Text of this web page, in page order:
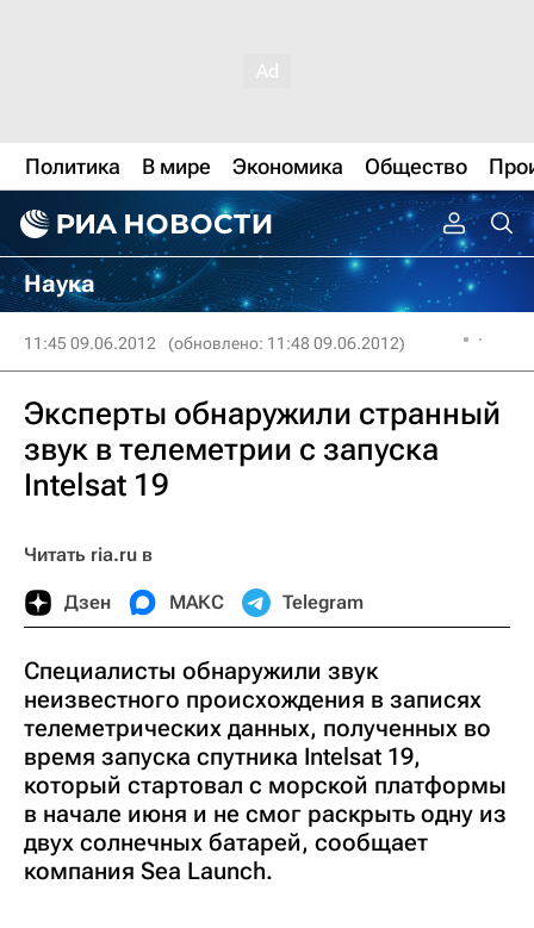
Политика В мире Экономика Общество
Наука
11:45 09.06.2012 (обновлено: 11:48 09.06.2012)
Эксперты обнаружили странный
звук в телеметрии с запуска
Intelsat 19
Читать ria.ru в
Дзен МАКС Telegram
Специалисты обнаружили звук
неизвестного происхождения в записях
телеметрических данных, полученных во
время запуска спутника Intelsat 19,
который стартовал с морской платформы
в начале июня и не смог раскрыть одну из
двух солнечных батарей, сообщает
компания Sea Launch.